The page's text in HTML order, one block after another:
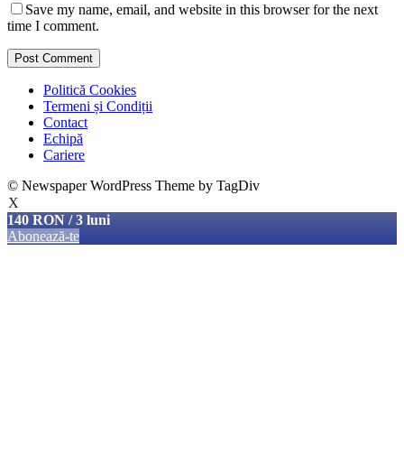
Save my name, email, and website in this browser for the next
time I comment.
Politică Cookies
Termeni și Condiții
Contact
Echipă
Cariere
© Newspaper WordPress Theme by TagDiv
X
140 RON / 3 luni
Abonează-te